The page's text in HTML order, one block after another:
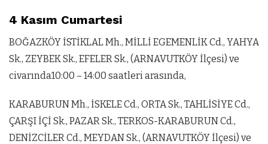
4 Kasım Cumartesi
BOĞAZKÖY İSTİKLAL Mh., MİLLİ EGEMENLİK Cd., YAHYA
Sk., ZEYBEK Sk., EFELER Sk., (ARNAVUTKÖY İlçesi) ve
civarında10:00 – 14:00 saatleri arasında,
KARABURUN Mh., İSKELE Cd., ORTA Sk., TAHLİSİYE Cd.,
ÇARŞI İÇİ Sk., PAZAR Sk., TERKOS-KARABURUN Cd.,
DENİZCİLER Cd., MEYDAN Sk., (ARNAVUTKÖY İlçesi) ve